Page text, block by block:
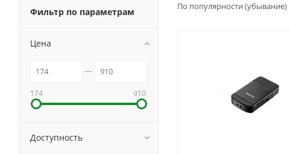
По популярности (убывание)
Фильтр по параметрам
Цена
174 910
Доступность